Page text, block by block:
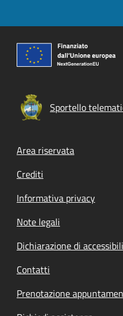
Sportello
Footer menu
Area riservata
Crediti
Informativa privacy
Note legali
Dichiarazione di
Contatti
Prenotazione